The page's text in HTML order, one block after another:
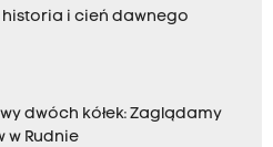
historia i cień dawnego
dwóch kółek: Zaglądamy
w Rudnie